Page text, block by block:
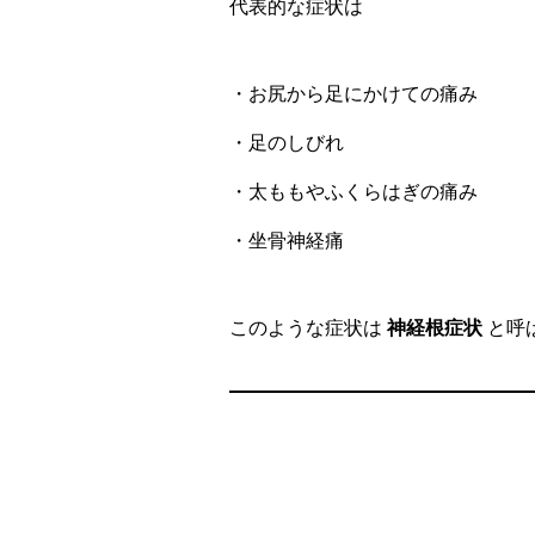
代表的な症状は
・お尻から足にかけての痛み
・足のしびれ
・太ももやふくらはぎの痛み
・坐骨神経痛
このような症状は神経根症状 と呼